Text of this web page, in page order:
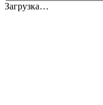
Загрузка…